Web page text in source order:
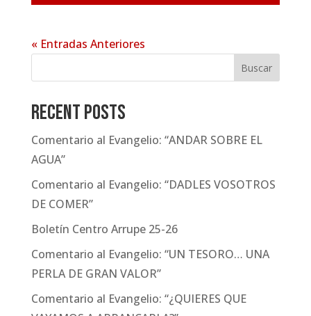
« Entradas Anteriores
Buscar
Recent Posts
Comentario al Evangelio: “ANDAR SOBRE EL
AGUA”
Comentario al Evangelio: “DADLES VOSOTROS
DE COMER”
Boletín Centro Arrupe 25-26
Comentario al Evangelio: “UN TESORO… UNA
PERLA DE GRAN VALOR”
Comentario al Evangelio: “¿QUIERES QUE